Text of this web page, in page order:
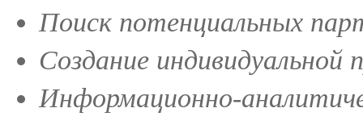
Поиск потенциальных
Создание индивидуальной
Информационно-